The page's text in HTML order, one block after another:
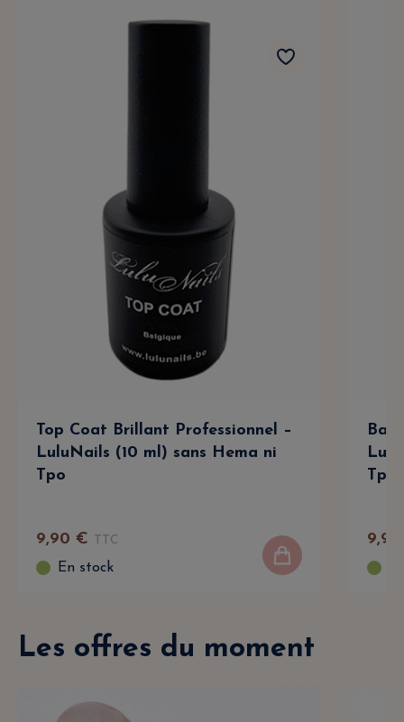
Top Coat Brillant Professionnel –
LuluNails (10 ml) sans Hema ni
Tpo
9,90 € TTC
En stock
Tpo
9,90
Les offres du moment